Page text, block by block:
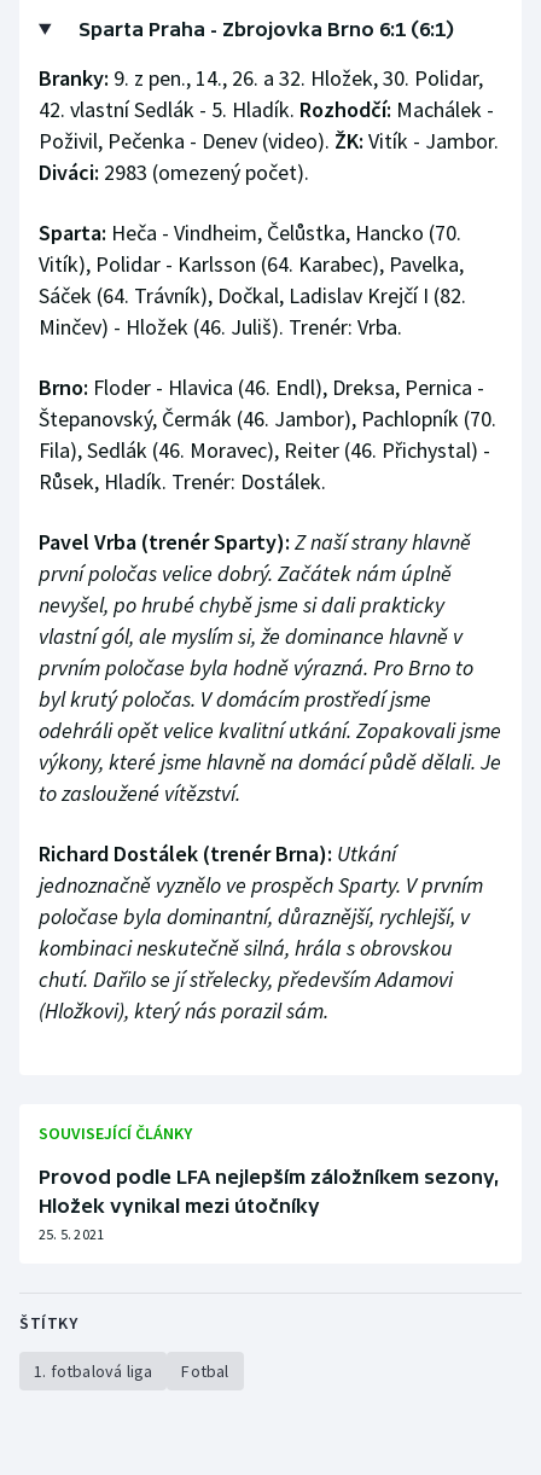
Sparta Praha - Zbrojovka Brno 6:1 (6:1)
Branky: 9. z pen., 14., 26. a 32. Hložek, 30. Polidar,
42. vlastní Sedlák - 5. Hladík. Rozhodčí: Machálek -
Poživil, Pečenka - Denev (video). ŽK: Vitík - Jambor.
Diváci: 2983 (omezený počet).
Sparta: Heča - Vindheim, Čelůstka, Hancko (70.
Vitík), Polidar - Karlsson (64. Karabec), Pavelka,
Sáček (64. Trávník), Dočkal, Ladislav Krejčí I (82.
Minčev) - Hložek (46. Juliš). Trenér: Vrba.
Brno: Floder - Hlavica (46. Endl), Dreksa, Pernica -
Štepanovský, Čermák (46. Jambor), Pachlopník (70.
Fila), Sedlák (46. Moravec), Reiter (46. Přichystal) -
Růsek, Hladík. Trenér: Dostálek.
Pavel Vrba (trenér Sparty): Z naší strany hlavně
první poločas velice dobrý. Začátek nám úplně
nevyšel, po hrubé chybě jsme si dali prakticky
vlastní gól, ale myslím si, že dominance hlavně v
prvním poločase byla hodně výrazná. Pro Brno to
byl krutý poločas. V domácím prostředí jsme
odehráli opět velice kvalitní utkání. Zopakovali jsme
výkony, které jsme hlavně na domácí půdě dělali. Je
to zasloužené vítězství.
Richard Dostálek (trenér Brna): Utkání
jednoznačně vyznělo ve prospěch Sparty. V prvním
poločase byla dominantní, důraznější, rychlejší, v
kombinaci neskutečně silná, hrála s obrovskou
chutí. Dařilo se jí střelecky, především Adamovi
(Hložkovi), který nás porazil sám.
SOUVISEJÍCÍ ČLÁNKY
Provod podle LFA nejlepším záložníkem sezony,
Hložek vynikal mezi útočníky
25. 5. 2021
ŠTÍTKY
1. fotbalová liga Fotbal